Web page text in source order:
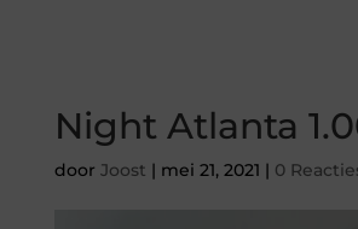
Night Atlanta
door Joost | mei 21, 2021 | 0